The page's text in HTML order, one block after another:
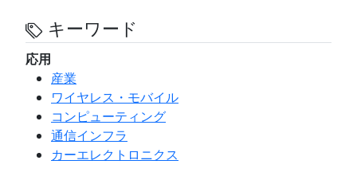
キーワード
応用
産業
ワイヤレス・モバイル
コンピューティング
通信インフラ
カーエレクトロニクス